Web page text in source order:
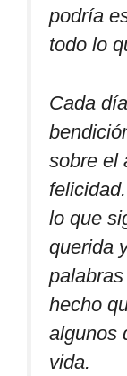
podría
todo lo
Cada
sobre el
lo que
querida
hecho
algunos
vida.